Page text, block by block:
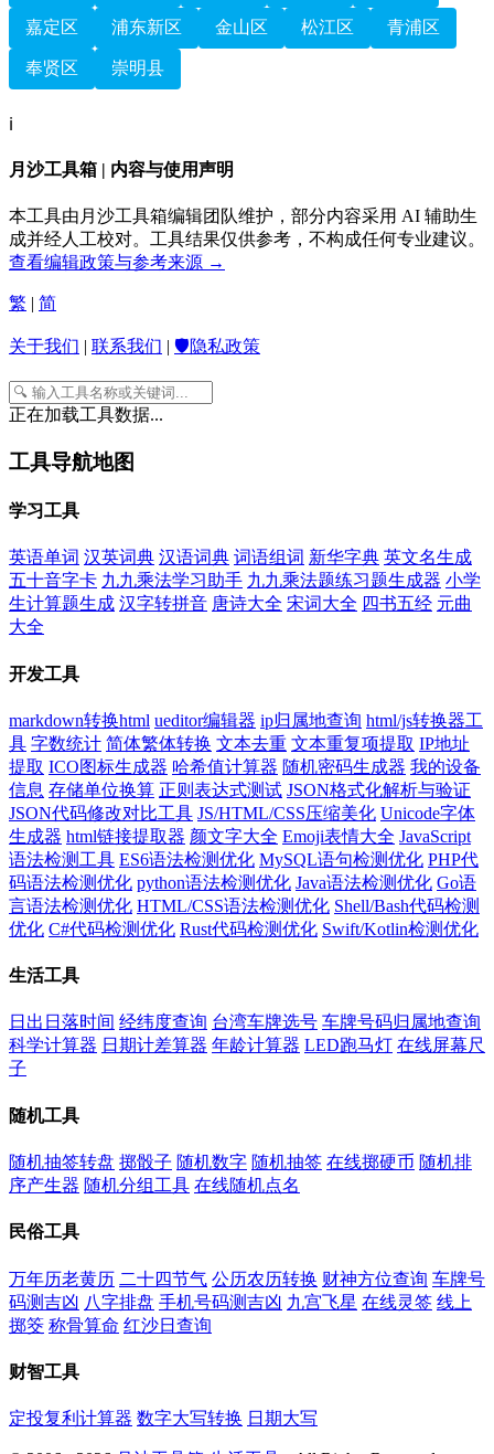
嘉定区 浦东新区 金山区 松江区 青浦区
奉贤区 崇明县
ℹ️
月沙工具箱 | 内容与使用声明
本工具由月沙工具箱编辑团队维护，部分内容采用 AI 辅助生
成并经人工校对。工具结果仅供参考，不构成任何专业建议。
查看编辑政策与参考来源 →
繁 | 简
关于我们 | 联系我们 | 🛡️隐私政策
正在加载工具数据...
工具导航地图
学习工具
英语单词 汉英词典 汉语词典 词语组词 新华字典 英文名生成
五十音字卡 九九乘法学习助手 九九乘法题练习题生成器 小学
生计算题生成 汉字转拼音 唐诗大全 宋词大全 四书五经 元曲
大全
开发工具
markdown转换html ueditor编辑器 ip归属地查询 html/js转换器工
具 字数统计 简体繁体转换 文本去重 文本重复项提取 IP地址
提取 ICO图标生成器 哈希值计算器 随机密码生成器 我的设备
信息 存储单位换算 正则表达式测试 JSON格式化解析与验证
JSON代码修改对比工具 JS/HTML/CSS压缩美化 Unicode字体
生成器 html链接提取器 颜文字大全 Emoji表情大全 JavaScript
语法检测工具 ES6语法检测优化 MySQL语句检测优化 PHP代
码语法检测优化 python语法检测优化 Java语法检测优化 Go语
言语法检测优化 HTML/CSS语法检测优化 Shell/Bash代码检测
优化 C#代码检测优化 Rust代码检测优化 Swift/Kotlin检测优化
生活工具
日出日落时间 经纬度查询 台湾车牌选号 车牌号码归属地查询
科学计算器 日期计差算器 年龄计算器 LED跑马灯 在线屏幕尺
子
随机工具
随机抽签转盘 掷骰子 随机数字 随机抽签 在线掷硬币 随机排
序产生器 随机分组工具 在线随机点名
民俗工具
万年历老黄历 二十四节气 公历农历转换 财神方位查询 车牌号
码测吉凶 八字排盘 手机号码测吉凶 九宫飞星 在线灵签 线上
掷筊 称骨算命 红沙日查询
财智工具
定投复利计算器 数字大写转换 日期大写